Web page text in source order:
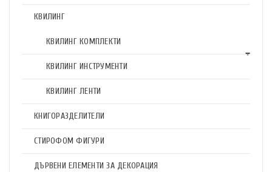
КВИЛИНГ
КВИЛИНГ КОМПЛЕКТИ
КВИЛИНГ ИНСТРУМЕНТИ
КВИЛИНГ ЛЕНТИ
КНИГОРАЗДЕЛИТЕЛИ
СТИРОФОМ ФИГУРИ
ДЪРВЕНИ ЕЛЕМЕНТИ ЗА ДЕКОРАЦИЯ